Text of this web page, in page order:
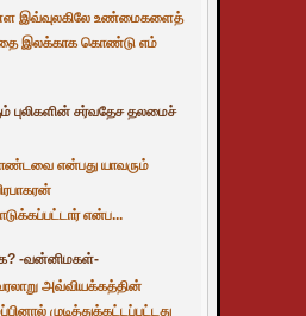
இவ்வுலகிலே உண்மைகளைத்
இலக்காக கொண்டு எம்
புலிகளின் சர்வதேச தலமைச்
என்பது யாவரும்
என்ப...
-வன்னிமகள்-
அவ்வியக்கத்தின்
முடித்துக்கட்டப்பட்டது